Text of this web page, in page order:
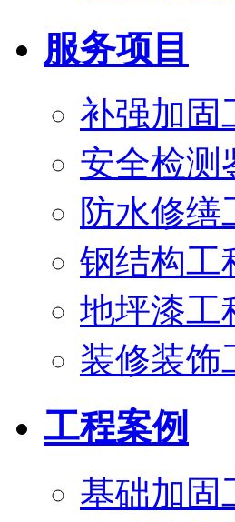
服务项目
补强加固
安全检测
防水修缮
钢结构工
地坪漆工
装修装饰
工程案例
基础加固